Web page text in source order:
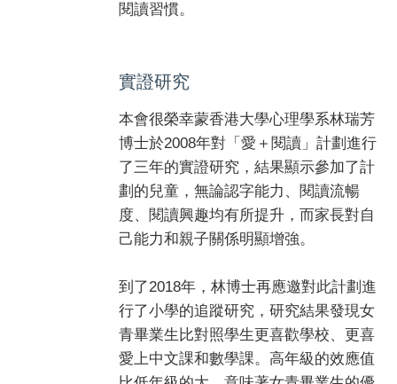
閱讀習慣。
實證研究
本會很榮幸蒙香港大學心理學系林瑞芳
博士於2008年對「愛＋閱讀」計劃進行
了三年的實證研究，結果顯示參加了計
劃的兒童，無論認字能力、閱讀流暢
度、閱讀興趣均有所提升，而家長對自
己能力和親子關係明顯增強。
到了2018年，林博士再應邀對此計劃進
行了小學的追蹤研究，研究結果發現女
青畢業生比對照學生更喜歡學校、更喜
愛上中文課和數學課。高年級的效應值